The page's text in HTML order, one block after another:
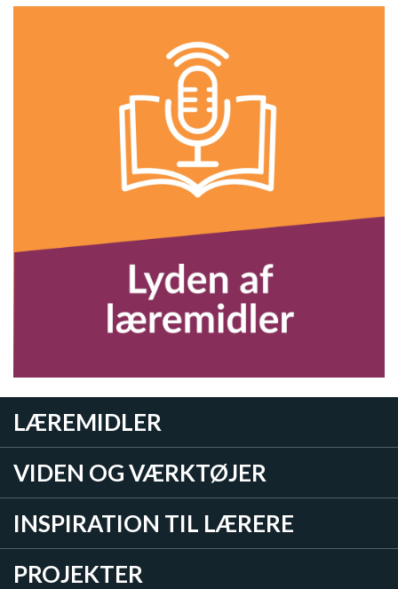
LÆREMIDLER
VIDEN OG VÆRKTØJER
INSPIRATION TIL LÆRERE
PROJEKTER